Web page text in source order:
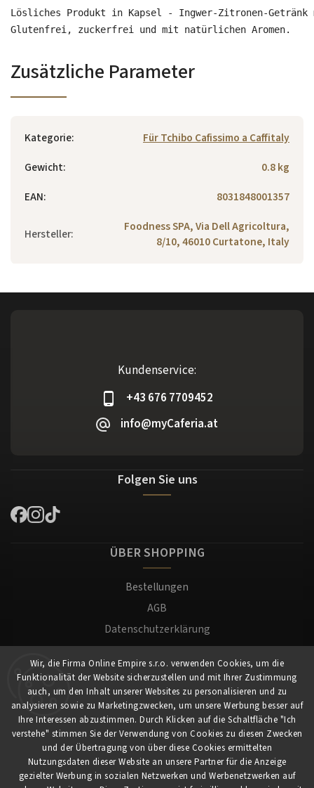
Wir, die Firma Online Empire s.r.o. verwenden Cookies, um die
Funktionalität der Website sicherzustellen und mit Ihrer Zustimmung
auch, um den Inhalt unserer Websites zu personalisieren und zu
analysieren sowie zu Marketingzwecken, um unsere Werbung besser auf
Ihre Interessen abzustimmen. Durch Klicken auf die Schaltfläche "Ich
verstehe" stimmen Sie der Verwendung von Cookies zu diesen Zwecken
und der Übertragung von über diese Cookies ermittelten
Nutzungsdaten dieser Website an unsere Partner für die Anzeige
gezielter Werbung in sozialen Netzwerken und Werbenetzwerken auf
Lösliches Produkt in Kapsel - Ingwer-Zitronen-Getränk
Glutenfrei, zuckerfrei und mit natürlichen Aromen.
Zusätzliche Parameter
Kategorie:
Für Tchibo Cafissimo a Caffitaly
Gewicht:
0.8 kg
EAN: 8031848001357
Hersteller:
Foodness SPA, Via Dell Agricoltura,
8/10, 46010 Curtatone, Italy
Kundenservice:
+43 676 7709452
info@myCaferia.at
Folgen Sie uns
ÜBER SHOPPING
Bestellungen
AGB
Datenschutzerklärung
Versand und Zahlung
Warenrücksendung
Impressum
Für Kunden
Mein Konto
Registrierung